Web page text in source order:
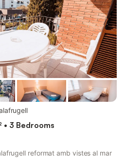
hi ha Wi-Fi gratuït. També hi ha
• 3 Bedrooms
reformat amb vistes al mar